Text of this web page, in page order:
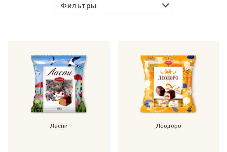
Фильтры
Ласпи Леодоро